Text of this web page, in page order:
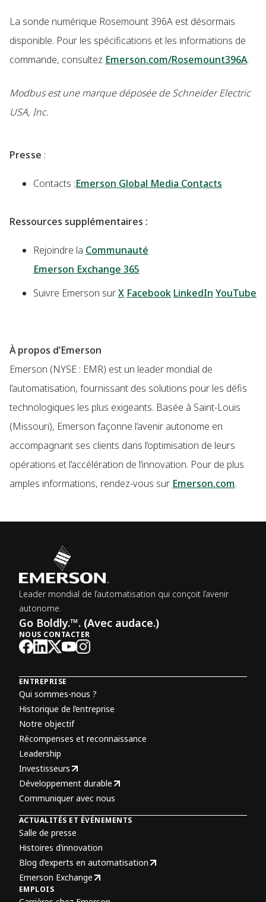
La sonde numérique Rosemount 396A est désormais
disponible. Pour les spécifications et les informations de
commande, consultez Emerson.com/Rosemount396A.
Modbus est une marque déposée de Schneider Electric
USA, Inc.
Presse :
Contacts :Emerson Global Media Contacts
Ressources supplémentaires :
Rejoindre la Communauté
Emerson Exchange 365
Suivre Emerson surX Facebook LinkedIn YouTube
À propos d’Emerson
Emerson (NYSE : EMR) est un leader mondial de
l’automatisation, fournissant des solutions pour les défis
technologiques les plus exigeants. Basée à Saint-Louis
(Missouri), Emerson façonne l’avenir autonome en
accompagnant ses clients dans l’optimisation de leurs
opérations et l’accélération de l’innovation. Pour de plus
amples informations, rendez-vous sur Emerson.com.
Leader mondial de l’automatisation qui conçoit l’avenir
autonome.
Go Boldly.™. (Avec audace.)
NOUS CONTACTER
ENTREPRISE
Qui sommes-nous ?
Historique de l’entreprise
Notre objectif
Récompenses et reconnaissance
Leadership
Investisseurs
Développement durable
Communiquer avec nous
ACTUALITÉS ET ÉVÉNEMENTS
Salle de presse
Histoires d’innovation
Blog d’experts en automatisation
Emerson Exchange
EMPLOIS